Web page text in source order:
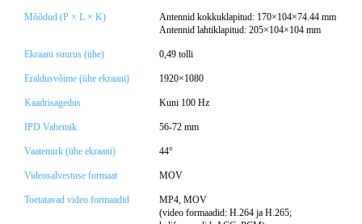
Mõõdud (P × L × K)
Antennid kokkuklapitud: 170×104×74.44 mm
Antennid lahtiklapitud: 205×104×104 mm
Ekraani suurus (ühe) 0,49 tolli
Eraldusvõime (ühe ekraani) 1920×1080
Kaadrisagedus Kuni 100 Hz
IPD Vahemik 56-72 mm
Vaatenurk (ühe ekraani) 44°
Videosalvestuse formaat MOV
Toetatavad video formaadid
MP4, MOV
(video formaadid: H.264 ja H.265;